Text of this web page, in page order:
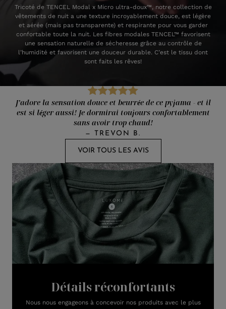
Tricoté de TENCEL Modal x Micro ultra-doux™, notre collection de
vêtements de nuit a une texture incroyablement douce, est légère
et aérée (mais pas transparente) et respirante pour vous garder
confortable toute la nuit. Les fibres modales TENCEL™ favorisent
une sensation naturelle de sécheresse grâce au contrôle de
l’humidité et favorisent une douceur durable. C’est le tissu dont
sont faits les rêves!
J’adore la sensation douce et beurrée de ce pyjama - et il
est si léger aussi! Je dormirai toujours confortablement
sans avoir trop chaud!
— TREVON B.
VOIR TOUS LES AVIS
Détails réconfortants
Nous nous engageons à concevoir nos produits avec le plus